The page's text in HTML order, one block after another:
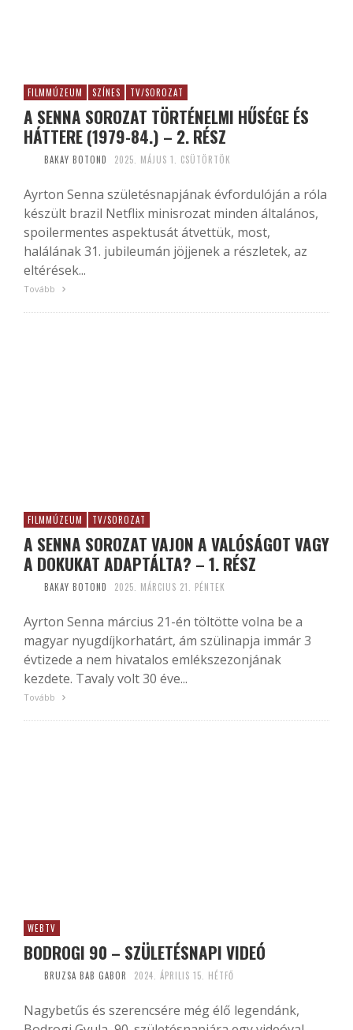
FILMMÚZEUM SZÍNES TV/SOROZAT
A SENNA SOROZAT TÖRTÉNELMI HŰSÉGE ÉS
HÁTTERE (1979-84.) – 2. RÉSZ
BAKAY BOTOND 2025. MÁJUS 1. CSÜTÖRTÖK
Ayrton Senna születésnapjának évfordulóján a róla
készült brazil Netflix minisrozat minden általános,
spoilermentes aspektusát átvettük, most,
halálának 31. jubileumán jöjjenek a részletek, az
eltérések...
Tovább
FILMMÚZEUM TV/SOROZAT
A SENNA SOROZAT VAJON A VALÓSÁGOT VAGY
A DOKUKAT ADAPTÁLTA? – 1. RÉSZ
BAKAY BOTOND 2025. MÁRCIUS 21. PÉNTEK
Ayrton Senna március 21-én töltötte volna be a
magyar nyugdíjkorhatárt, ám szülinapja immár 3
évtizede a nem hivatalos emlékszezonjának
kezdete. Tavaly volt 30 éve...
Tovább
WEBTV
BODROGI 90 – SZÜLETÉSNAPI VIDEÓ
BRUZSA BAB GABOR 2024. ÁPRILIS 15. HÉTFŐ
Nagybetűs és szerencsére még élő legendánk,